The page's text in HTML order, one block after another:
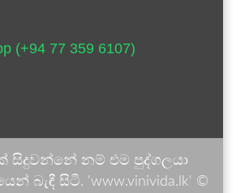
(+94 77 359 6107)
සිදුවන්නේ නම් එම පුද්ගලයා
සිටී. 'www.vinivida.lk' ©